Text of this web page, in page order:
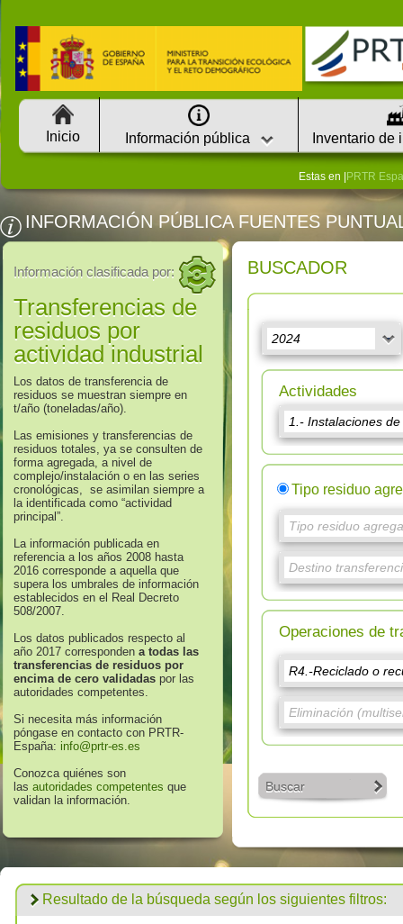
Inicio Información pública Inventario de
Estas en | PRTR
INFORMACIÓN PÚBLICA FUENTES
Información clasificada por:
Transferencias de
residuos por
actividad industrial
Los datos de transferencia de
residuos se muestran siempre en
t/año (toneladas/año).
Las emisiones y transferencias de
residuos totales, ya se consulten de
forma agregada, a nivel de
complejo/instalación o en las series
cronológicas, se asimilan siempre a
la identificada como “actividad
principal”.
La información publicada en
referencia a los años 2008 hasta
2016 corresponde a aquella que
supera los umbrales de información
establecidos en el Real Decreto
508/2007.
Los datos publicados respecto al
año 2017 corresponden a todas las
transferencias de residuos por
encima de cero validadas por las
autoridades competentes.
Si necesita más información
póngase en contacto con PRTR-
España: info@prtr-es.es
Conozca quiénes son
las autoridades competentes que
validan la información.
BUSCADOR
Actividades
Tipo residuo
Operaciones de
Buscar
Resultado de la búsqueda según los siguientes filtros: